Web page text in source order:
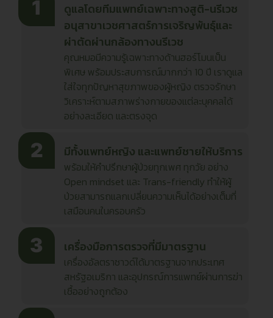
ดูแลโดยทีมแพทย์เฉพาะทางสูติ-นรีเวช
อนุสาขาเวชศาสตร์การเจริญพันธุ์และ
ผ่าตัดผ่านกล้องทางนรีเวช
คุณหมอมีความรู้เฉพาะทางด้านฮอร์โมนเป็น
พิเศษ พร้อมประสบการณ์มากกว่า 10 ปี เราดูแล
ใส่ใจทุกปัญหาสุขภาพของผู้หญิง ตรวจรักษา
วิเคราะห์ตามสภาพร่างกายของแต่ละบุคคลได้
อย่างละเอียด และตรงจุด
มีทั้งแพทย์หญิง และแพทย์ชายให้บริการ
พร้อมให้คำปรึกษาผู้ป่วยทุกเพศ ทุกวัย อย่าง
Open mindset และ Trans-friendly ทำให้ผู้
ป่วยสามารถแลกเปลี่ยนความเห็นได้อย่างเต็มที่
เสมือนคนในครอบครัว
เครื่องมือการตรวจที่มีมาตรฐาน
เครื่องอัลตราซาวด์ได้มาตรฐานจากประเทศ
สหรัฐอเมริกา และอุปกรณ์การแพทย์ผ่านการฆ่า
เชื้ออย่างถูกต้อง